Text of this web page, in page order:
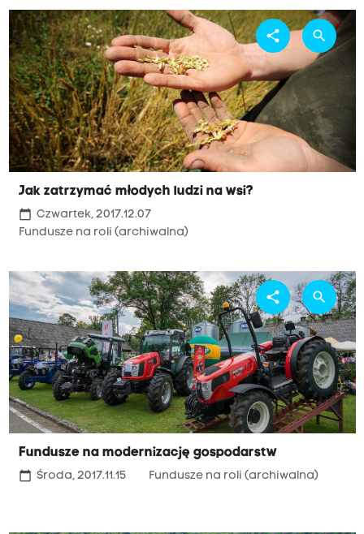
Jak zatrzymać młodych ludzi na wsi?
calendar_today Czwartek, 2017.12.07
Fundusze na roli (archiwalna)
share search
Fundusze na modernizację gospodarstw
calendar_today Środa, 2017.11.15 Fundusze na roli (archiwalna)
share search